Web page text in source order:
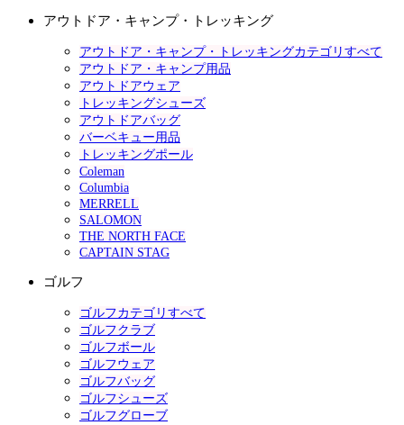
アウトドア・キャンプ・トレッキング
アウトドア・キャンプ・トレッキングカテゴリすべて
アウトドア・キャンプ用品
アウトドアウェア
トレッキングシューズ
アウトドアバッグ
バーベキュー用品
トレッキングポール
Coleman
Columbia
MERRELL
SALOMON
THE NORTH FACE
CAPTAIN STAG
ゴルフ
ゴルフカテゴリすべて
ゴルフクラブ
ゴルフボール
ゴルフウェア
ゴルフバッグ
ゴルフシューズ
ゴルフグローブ